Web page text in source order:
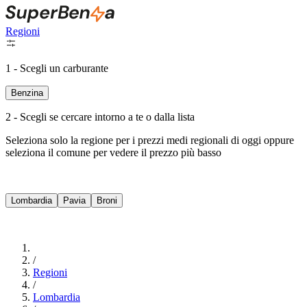
Regioni
1 - Scegli un carburante
Benzina
2 - Scegli se cercare intorno a te o dalla lista
Seleziona solo la regione per i prezzi medi regionali di oggi oppure
seleziona il comune per vedere il prezzo più basso
Lombardia Pavia Broni
/
Regioni
/
Lombardia